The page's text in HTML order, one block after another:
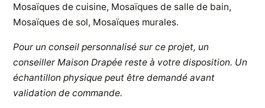
Mosaïques de cuisine, Mosaïques de salle de bain,
Mosaïques de sol, Mosaïques murales.
Pour un conseil personnalisé sur ce projet, un
conseiller Maison Drapée reste à votre disposition. Un
échantillon physique peut être demandé avant
validation de commande.